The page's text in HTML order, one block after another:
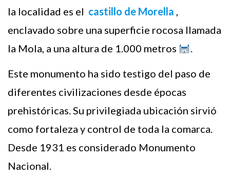
la localidad es el castillo de Morella ,
enclavado sobre una superficie rocosa llamada
la Mola, a una altura de 1.000 metros
.
Este monumento ha sido testigo del paso de
diferentes civilizaciones desde épocas
prehistóricas. Su privilegiada ubicación sirvió
como fortaleza y control de toda la comarca.
Desde 1931 es considerado Monumento
Nacional.